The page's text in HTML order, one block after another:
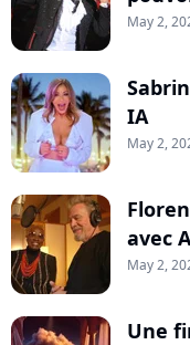
May 2,
IA
May 2,
avec
May 2,
Une